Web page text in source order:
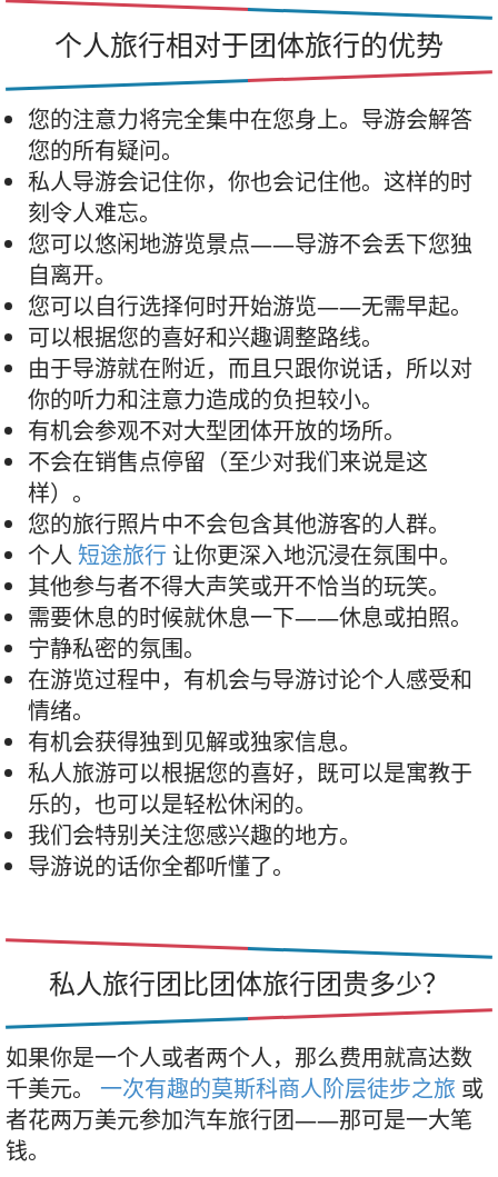
个人旅行相对于团体旅行的优势
您的注意力将完全集中在您身上。导游会解答
您的所有疑问。
私人导游会记住你，你也会记住他。这样的时
刻令人难忘。
您可以悠闲地游览景点——导游不会丢下您独
自离开。
您可以自行选择何时开始游览——无需早起。
可以根据您的喜好和兴趣调整路线。
由于导游就在附近，而且只跟你说话，所以对
你的听力和注意力造成的负担较小。
有机会参观不对大型团体开放的场所。
不会在销售点停留（至少对我们来说是这
样）。
您的旅行照片中不会包含其他游客的人群。
个人 短途旅行 让你更深入地沉浸在氛围中。
其他参与者不得大声笑或开不恰当的玩笑。
需要休息的时候就休息一下——休息或拍照。
宁静私密的氛围。
在游览过程中，有机会与导游讨论个人感受和
情绪。
有机会获得独到见解或独家信息。
私人旅游可以根据您的喜好，既可以是寓教于
乐的，也可以是轻松休闲的。
我们会特别关注您感兴趣的地方。
导游说的话你全都听懂了。
私人旅行团比团体旅行团贵多少？
如果你是一个人或者两个人，那么费用就高达数
千美元。 一次有趣的莫斯科商人阶层徒步之旅 或
者花两万美元参加汽车旅行团——那可是一大笔
钱。